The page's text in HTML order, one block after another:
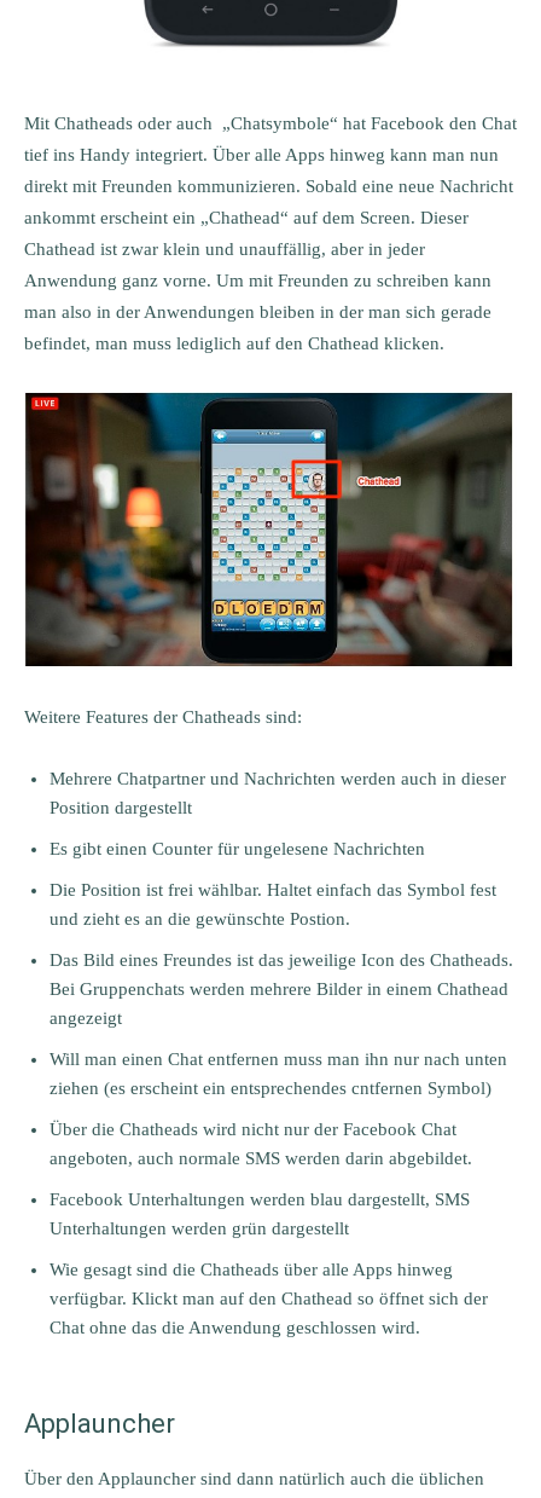
Mit Chatheads oder auch „Chatsymbole“ hat Facebook den Chat
tief ins Handy integriert. Über alle Apps hinweg kann man nun
direkt mit Freunden kommunizieren. Sobald eine neue Nachricht
ankommt erscheint ein „Chathead“ auf dem Screen. Dieser
Chathead ist zwar klein und unauffällig, aber in jeder
Anwendung ganz vorne. Um mit Freunden zu schreiben kann
man also in der Anwendungen bleiben in der man sich gerade
befindet, man muss lediglich auf den Chathead klicken.
Weitere Features der Chatheads sind:
Mehrere Chatpartner und Nachrichten werden auch in dieser
Position dargestellt
Es gibt einen Counter für ungelesene Nachrichten
Die Position ist frei wählbar. Haltet einfach das Symbol fest
und zieht es an die gewünschte Postion.
Das Bild eines Freundes ist das jeweilige Icon des Chatheads.
Bei Gruppenchats werden mehrere Bilder in einem Chathead
angezeigt
Will man einen Chat entfernen muss man ihn nur nach unten
ziehen (es erscheint ein entsprechendes cntfernen Symbol)
Über die Chatheads wird nicht nur der Facebook Chat
angeboten, auch normale SMS werden darin abgebildet.
Facebook Unterhaltungen werden blau dargestellt, SMS
Unterhaltungen werden grün dargestellt
Wie gesagt sind die Chatheads über alle Apps hinweg
verfügbar. Klickt man auf den Chathead so öffnet sich der
Chat ohne das die Anwendung geschlossen wird.
Applauncher
Über den Applauncher sind dann natürlich auch die üblichen